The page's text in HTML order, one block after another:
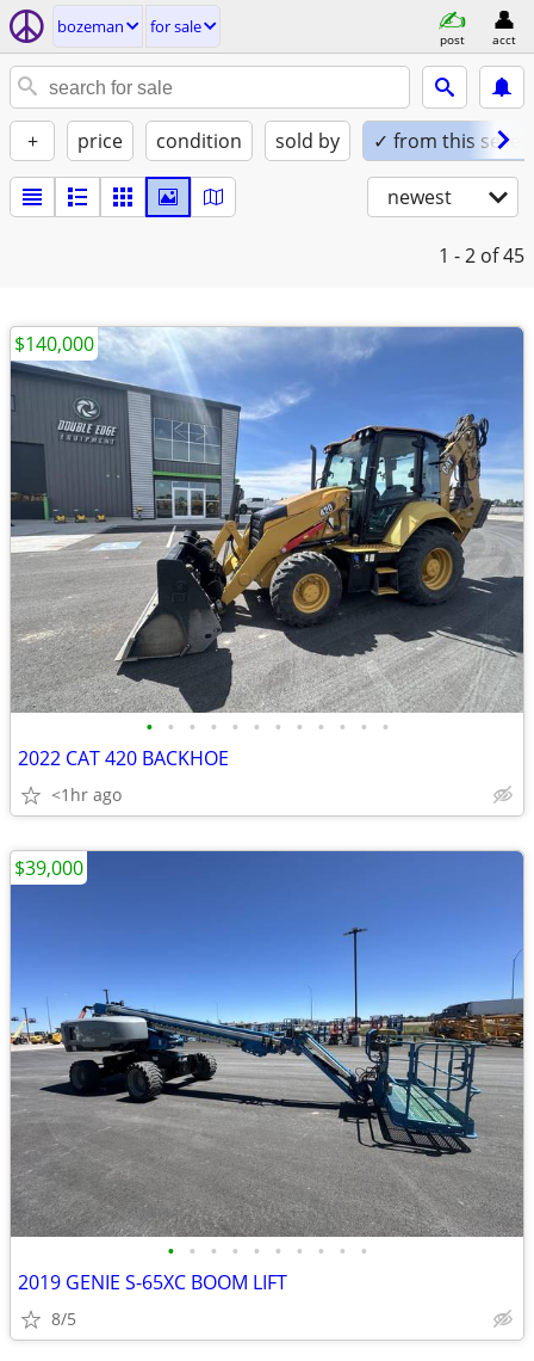
bozeman for sale
post acct
+ price condition sold by ✓ from this seller
newest
1 - 2 of 45
• • • • • • • • • • • •
2022 CAT 420 BACKHOE
<1hr ago
$140,000
• • • • • • • • • •
2019 GENIE S-65XC BOOM LIFT
8/5
$39,000